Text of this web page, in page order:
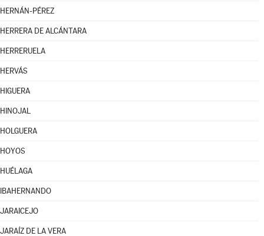
HERNÁN-PÉREZ
HERRERA DE ALCÁNTARA
HERRERUELA
HERVÁS
HIGUERA
HINOJAL
HOLGUERA
HOYOS
HUÉLAGA
IBAHERNANDO
JARAICEJO
JARAÍZ DE LA VERA